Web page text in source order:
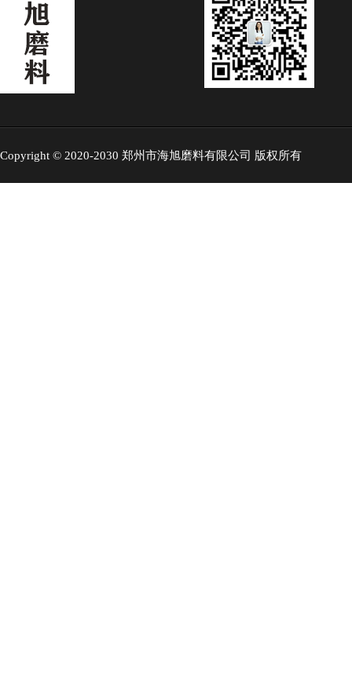
Copyright © 2020-2030 郑州市海旭磨料有限公司 版权所有